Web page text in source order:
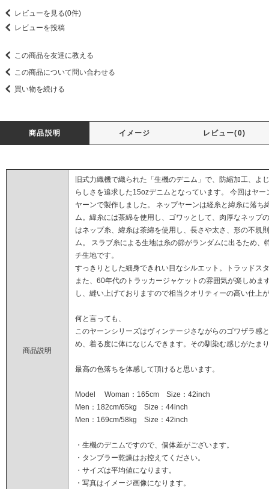
レビューを見る(0件)
レビューを投稿
この商品を友達に教える
この商品について問い合わせる
買い物を続ける
商品説明 イメージ レビュー(0)
商品説明
旧式力織機で織られた「生機のデニム」で、防縮加工、よ
らしさを追求した15ozデニムとなっています。 今回はヤ
ヤーンで製作しました。 ネップヤーンは経糸と緯糸に落
ム。緯糸には茶綿を使用し、ゴワッとして、肉厚なネップ
はネップ糸、緯糸は茶綿を使用し、長さや太さ、形の不規
ム。 スラブ糸による生地は糸の節がランダムに出るため
チ生地です。
すっきりとした細身できれい目なシルエット。トラッドス
また、60年代のトラッカージャケットの雰囲気が楽しめま
し、縫い上げておりますので相当クオリティーの高い仕上
何と言っても、
このヤーンシリーズはヴィンテージさながらのゴワザラ感
め、着る度に体になじんできます。その馴染む感じがたま
最高の色落ちを体感して頂けると思います。
Model Woman：165cm Size：42inch
Men：182cm/65kg Size：44inch
Men：169cm/58kg Size：42inch
・生機のデニムですので、個体差がございます。
・タンブラー乾燥はお控えてください。
・サイズは平均値になります。
・写真はイメージ画像になります。